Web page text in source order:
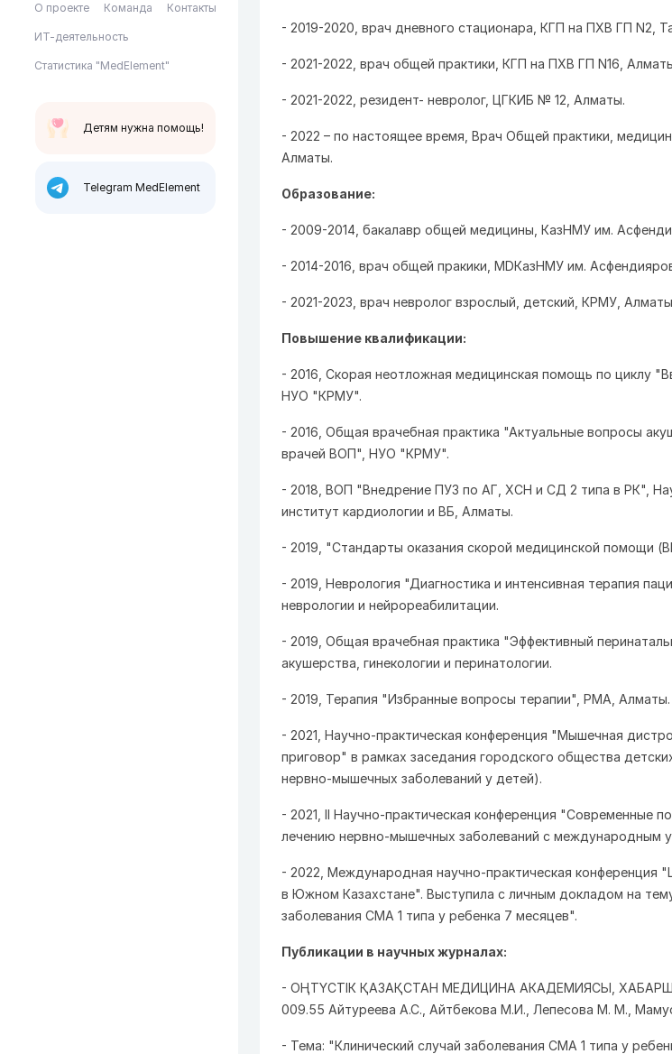
О проекте Команда Контакты
ИТ-деятельность
Статистика "MedElement"
Детям нужна помощь!
Telegram MedElement
- 2019-2020, врач дневного стационара, КГП на ПХВ ГП N2,
- 2021-2022, врач общей практики, КГП на ПХВ ГП N16,
- 2021-2022, резидент- невролог, ЦГКИБ № 12, Алматы.
- 2022 – по настоящее время, Врач Общей практики,
Алматы.
Образование:
- 2009-2014, бакалавр общей медицины, КазНМУ им.
- 2014-2016, врач общей пракики, MDКазНМУ им.
- 2021-2023, врач невролог взрослый, детский, КРМУ,
Повышение квалификации:
- 2016, Скорая неотложная медицинская помощь по циклу
НУО "КРМУ".
- 2016, Общая врачебная практика "Актуальные вопросы
врачей ВОП", НУО "КРМУ".
- 2018, ВОП "Внедрение ПУЗ по АГ, ХСН и СД 2 типа в РК",
институт кардиологии и ВБ, Алматы.
- 2019, "Стандарты оказания скорой медицинской помощи
- 2019, Неврология "Диагностика и интенсивная терапия
неврологии и нейрореабилитации.
- 2019, Общая врачебная практика "Эффективный
акушерства, гинекологии и перинатологии.
- 2019, Терапия "Избранные вопросы терапии", РМА, Алматы.
- 2021, Научно-практическая конференция "Мышечная
приговор" в рамках заседания городского общества
нервно-мышечных заболеваний у детей).
- 2021, II Научно-практическая конференция "Современные
лечению нервно-мышечных заболеваний с международным
- 2022, Международная научно-практическая конференция
в Южном Казахстане". Выступила с личным докладом на
заболевания СМА 1 типа у ребенка 7 месяцев".
Публикации в научных журналах:
- ОҢТҮСТІК ҚАЗАҚСТАН МЕДИЦИНА АКАДЕМИЯСЫ,
009.55 Айтуреева А.С., Айтбекова М.И., Лепесова М. М.,
- Тема: "Клинический случай заболевания СМА 1 типа у